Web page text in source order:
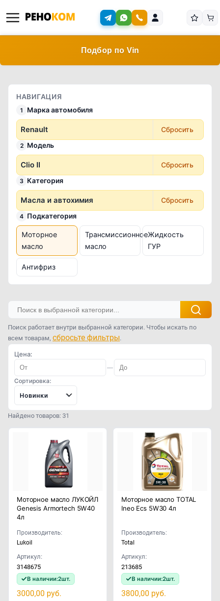
Подбор по Vin
НАВИГАЦИЯ
1 Марка автомобиля
Renault Сбросить
2 Модель
Clio II Сбросить
3 Категория
Масла и автохимия Сбросить
4 Подкатегория
Моторное
масло
Трансмиссионное
масло
Жидкость
ГУР
Антифриз
Поиск работает внутри выбранной категории. Чтобы искать по
всем товарам, сбросьте фильтры.
Цена:
—
Сортировка:
Новинки
Найдено товаров: 31
Моторное масло ЛУКОЙЛ
Genesis Armortech 5W40
4л
Производитель:
Lukoil
Артикул:
3148675
В наличии:2шт.
3000,00 руб.
Моторное масло TOTAL
Ineo Ecs 5W30 4л
Производитель:
Total
Артикул:
213685
В наличии:2шт.
3800,00 руб.